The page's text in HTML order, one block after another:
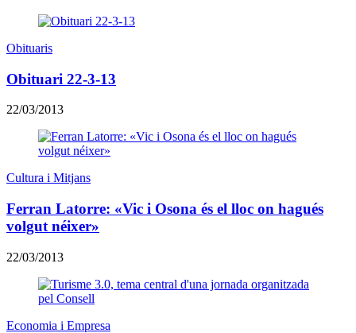
Obituaris
Obituari 22-3-13
22/03/2013
Cultura i Mitjans
Ferran Latorre: «Vic i Osona és el lloc on hagués
volgut néixer»
22/03/2013
Economia i Empresa